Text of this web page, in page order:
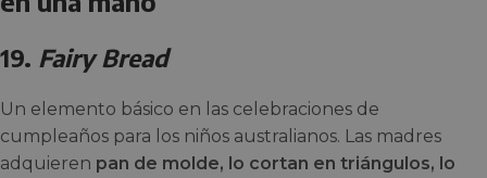
19. Fairy Bread
Un elemento básico en las celebraciones de
cumpleaños para los niños australianos. Las madres
adquieren pan de molde, lo cortan en triángulos, lo